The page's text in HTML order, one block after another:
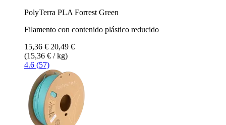
PolyTerra PLA Forrest Green
Filamento con contenido plástico reducido
15,36 € 20,49 €
(15,36 € / kg)
4.6 (57)